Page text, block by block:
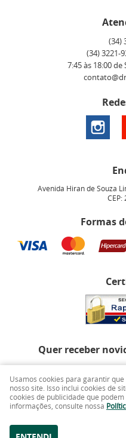
(34)
(34)3221-
7:45 às 18:00
Avenida Hiran de Souza
CEP:
Formas
Quer receber
Usamos cookies para garantir
nosso site. Isso inclui cookies de
cookies de publicidade que
informações, consulte nossa